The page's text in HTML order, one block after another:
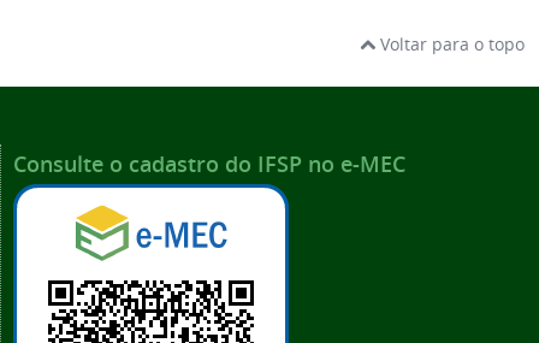
Voltar para o topo
Consulte o cadastro do IFSP no e-MEC